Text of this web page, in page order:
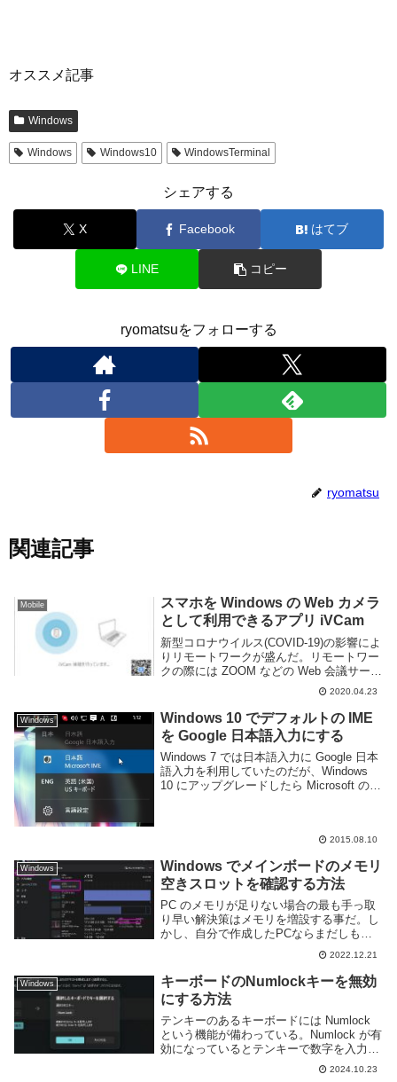
オススメ記事
Windows
Windows Windows10 WindowsTerminal
シェアする
X Facebook はてブ
LINE コピー
ryomatsuをフォローする
ryomatsu
関連記事
Mobile
スマホを Windows の Web カメラ
として利用できるアプリ iVCam
新型コロナウイルス(COVID-19)の影響によ
りリモートワークが盛んだ。リモートワー
クの際には ZOOM などの Web 会議サービ
スを利用してビデオ通話を行う事もある
が、これから始めようとしている人の中に
は Web カメラを所有していな...
2020.04.23
Windows
Windows 10 でデフォルトの IME
を Google 日本語入力にする
Windows 7 では日本語入力に Google 日本
語入力を利用していたのだが、Windows
10 にアップグレードしたら Microsoft の
2015.08.10
Windows
Windows でメインボードのメモリ
空きスロットを確認する方法
PC のメモリが足りない場合の最も手っ取
り早い解決策はメモリを増設する事だ。し
かし、自分で作成したPCならまだしもメ
ーカー製PCやノートパソコンであればメ
モリスロットが空いているのかどうかわか
らない事もある。確認のために PC の蓋を
開ける...
2022.12.21
Windows
キーボードのNumlockキーを無効
にする方法
テンキーのあるキーボードには Numlock
という機能が備わっている。Numlock が有
効になっているとテンキーで数字を入力す
ることができるため、エクセルなどの数値
を扱う人にとっては便利な機能となってい
2024.10.23